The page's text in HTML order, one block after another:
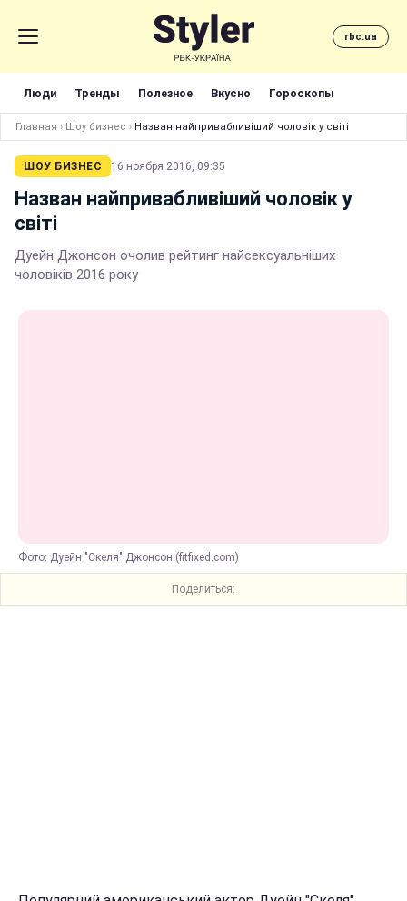
rbc.ua
Люди Тренды Полезное Вкусно Гороскопы
Главная › Шоу бизнес › Назван найпривабливіший чоловік у світі
ШОУ БИЗНЕС 16 ноября 2016, 09:35
Назван найпривабливіший чоловік у
світі
Дуейн Джонсон очолив рейтинг найсексуальніших
чоловіків 2016 року
Фото: Дуейн "Скеля" Джонсон (fitfixed.com)
Поделиться: